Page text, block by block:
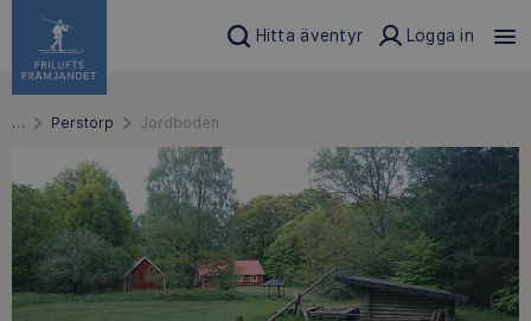
Hitta äventyr Logga in
… Perstorp Jordboden